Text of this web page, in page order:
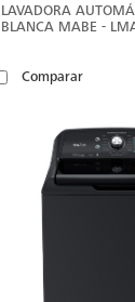
LAVADORA
BLANCA MABE -
Comparar